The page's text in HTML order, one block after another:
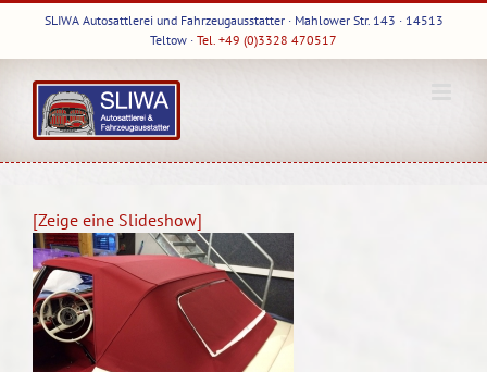
content
SLIWA Autosattlerei und Fahrzeugausstatter · Mahlower Str. 143 · 14513
Teltow · Tel. +49 (0)3328 470517
[Zeige eine Slideshow]